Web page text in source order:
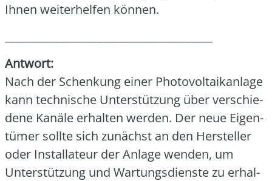
Ihnen wei­ter­hel­fen kön­nen.
Ant­wort:
Nach der Schen­kung einer Pho­to­vol­ta­ik­an­la­ge
kann tech­ni­sche Unter­stüt­zung über ver­schie­
de­ne Kanä­le erhal­ten wer­den. Der neue Eigen­
tü­mer soll­te sich zunächst an den Her­stel­ler
oder Instal­la­teur der Anla­ge wen­den, um
Unter­stüt­zung und War­tungs­diens­te zu erhal­